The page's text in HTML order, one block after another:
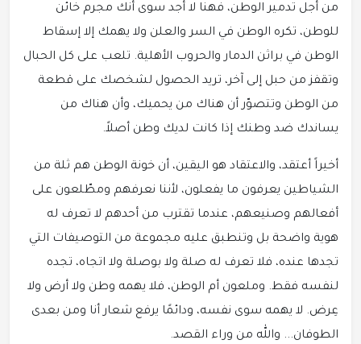
من أجل تدمير الوطن، فهنا لا أجد سوى أنك مجرم خائن
للوطن، تكره الوطن في السر والعلن ولا يهمك إلا إسقاط
الوطن في براثن الدمار والحروب الأهلية. تلعب على كل الحبال
وتقفز من حبل إلى آخر، تريد الحصول لشخصك على قطعة
من الوطن وتتصوّر أن هناك من يحميك، وأن هناك من
يساندك ضد وطنك إذا كانت لديك وطن أصلاً.
أخيراً أعتقد، والاعتقاد هو اليقين، أن خونة الوطن هم ثلة من
الشياطين يعرفون ما يفعلون، لأننا نعرفهم ومطّلعون على
أفعالهم وصنيعهم، عندما تقترب من أحدهم لا تعرف له
هوية واضحة بل وتنطبق عليه مجموعة من التوصيفات التي
تجدها عنده، فلا تعرف له صلة ولا بوصلة ولا اتجاه، تجده
لنفسه فقط. وملعون أم الوطن، فلا يهمه وطن ولا أرض ولا
عِرض. لا يهمه سوى نفسه، ودائمًا يرفع شعار أنا ومن بعدى
الطوفان... والله من وراء القصد.